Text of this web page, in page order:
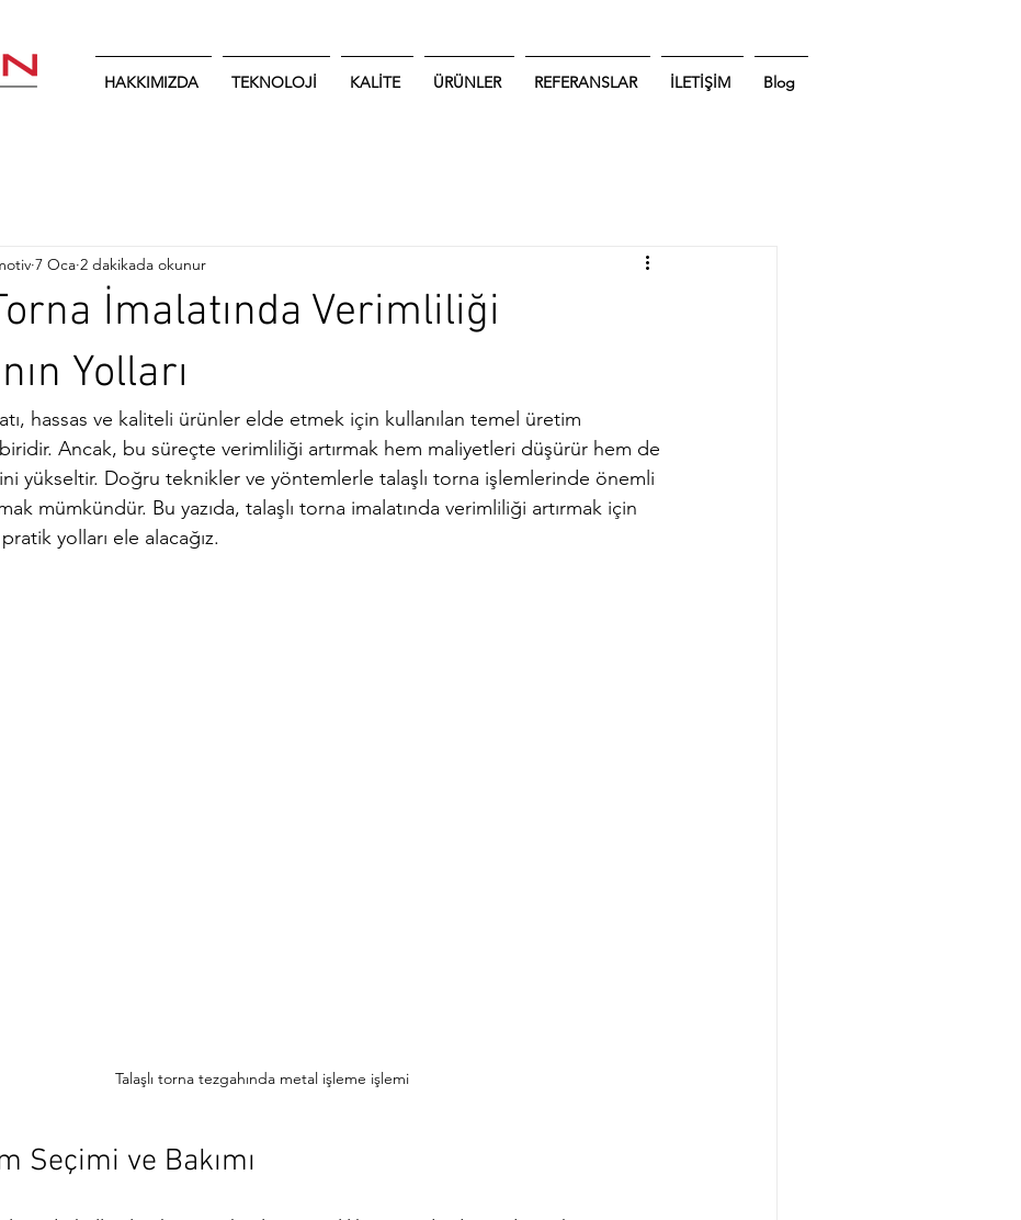
HAKKIMIZDA TEKNOLOJİ KALİTE ÜRÜNLER REFERANSLAR İLETİŞİM Blog
İmalatında Verimliliği
Yolları
7 Oca 2 dakikada okunur
hassas ve kaliteli ürünler elde etmek için kullanılan temel üretim
Ancak, bu süreçte verimliliği artırmak hem maliyetleri düşürür hem de
yükseltir. Doğru teknikler ve yöntemlerle talaşlı torna işlemlerinde önemli
mümkündür. Bu yazıda, talaşlı torna imalatında verimliliği artırmak için
yolları ele alacağız.
Talaşlı torna tezgahında metal işleme işlemi
Seçimi ve Bakımı